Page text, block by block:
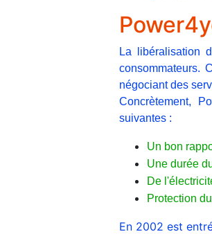
La libéralisation
consommateurs.
négociant des
Concrètement,
suivantes :
Un bon
Une durée
De
Protection
En 2002 est